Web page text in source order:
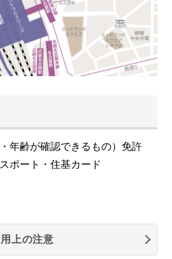
年齢が確認できるもの）免許
ポート・住基カード
上の注意